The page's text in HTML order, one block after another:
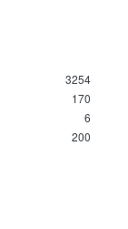
3254
170
6
200